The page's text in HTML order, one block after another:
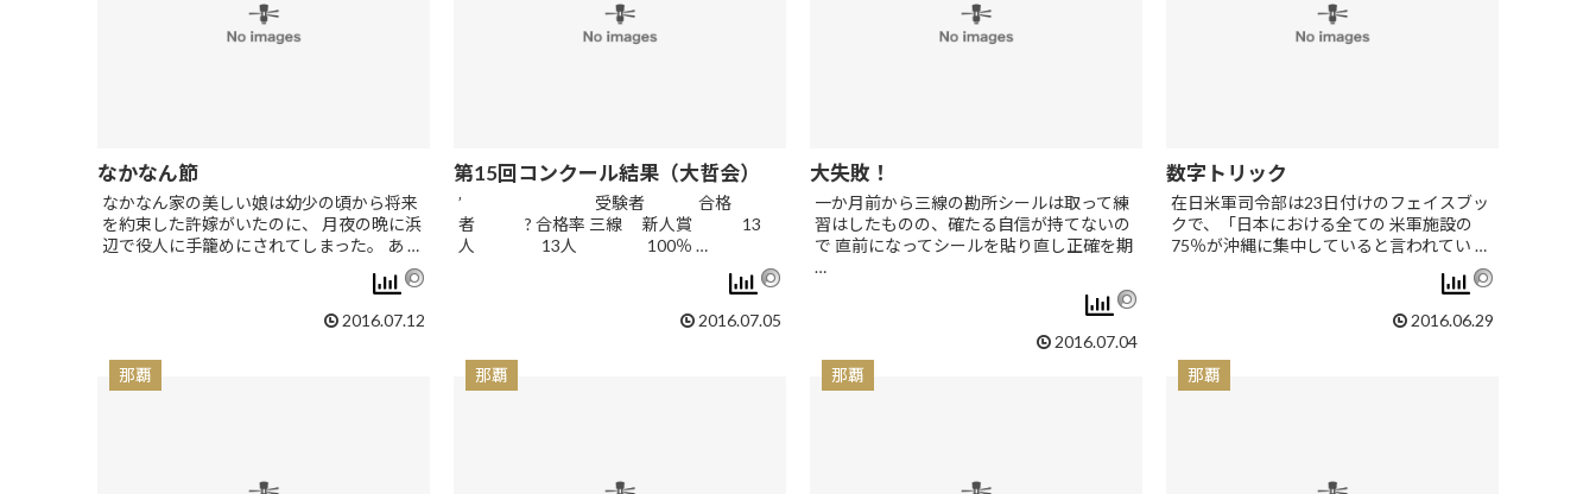
なかなん節
なかなん家の美しい娘は幼少の頃から将来
を約束した許嫁がいたのに、 月夜の晩に浜
辺で役人に手籠めにされてしまった。 あ …
2016.07.12
第15回コンクール結果（大哲会）
’ 受験者 合格
者 ? 合格率 三線 新人賞 13
人 13人 100％ …
2016.07.05
大失敗！
一か月前から三線の勘所シールは取って練
習はしたものの、確たる自信が持てないの
で 直前になってシールを貼り直し正確を期
…
2016.07.04
数字トリック
在日米軍司令部は23日付けのフェイスブッ
クで、「日本における全ての 米軍施設の
75％が沖縄に集中していると言われてい …
2016.06.29
那覇 那覇 那覇 那覇